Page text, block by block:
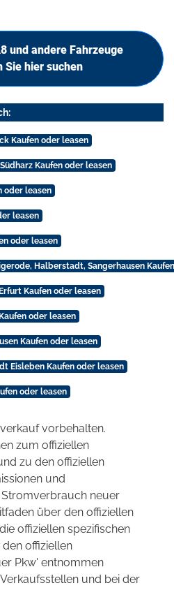
und andere Fahrzeuge
Sie hier suchen
Kaufen oder leasen
Kaufen oder leasen
oder leasen
leasen
oder leasen
Halberstadt, Sangerhausen
Kaufen oder leasen
oder leasen
Kaufen oder leasen
Eisleben Kaufen oder leasen
oder leasen
vorbehalten.
zum offiziellen
zu den offiziellen
und
neuer
über den offiziellen
offiziellen spezifischen
offiziellen
Pkw' entnommen
und bei der